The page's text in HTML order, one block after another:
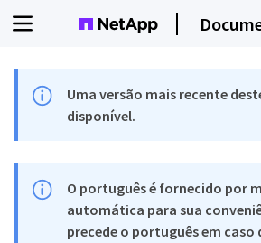
Uma versão mais recente
disponível.
O português é fornecido por
automática para sua
precede o português em caso